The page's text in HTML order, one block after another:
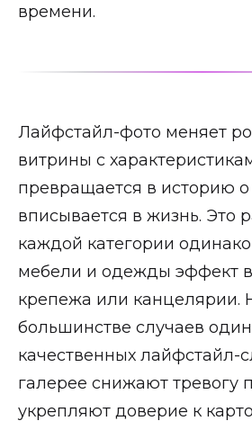
времени.
Лайфстайл-фото меняет
витрины с
превращается в историю о
вписывается в жизнь. Это
каждой категории
мебели и одежды эффект
крепежа или канцелярии.
большинстве случаев
качественных лайфстайл-
галерее снижают тревогу
укрепляют доверие к